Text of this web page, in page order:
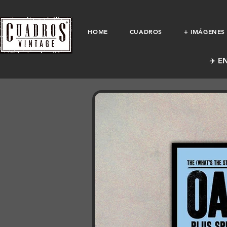
HOME CUADROS + IMÁGENES
✈️